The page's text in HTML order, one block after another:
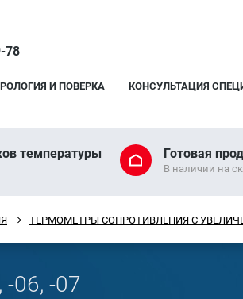
78
И ПОВЕРКА КОНСУЛЬТАЦИЯ
температуры Готовая
В наличии на
ТЕРМОМЕТРЫ СОПРОТИВЛЕНИЯ С
06, -07